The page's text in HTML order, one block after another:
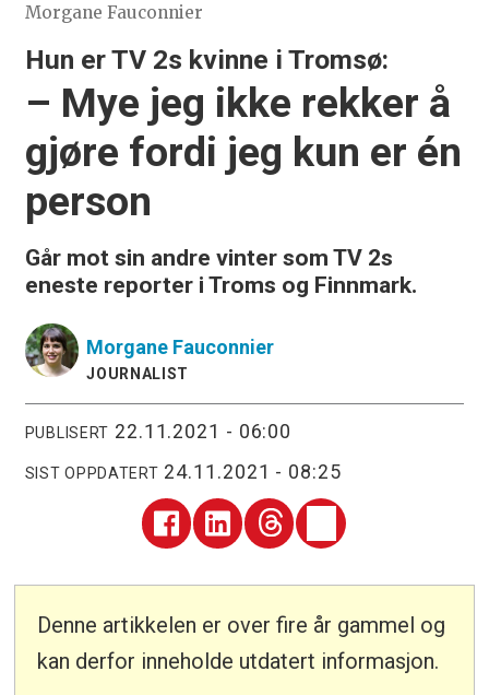
Morgane Fauconnier
Hun er TV 2s kvinne i Tromsø:
– Mye jeg ikke rekker å
gjøre fordi jeg kun er én
person
Går mot sin andre vinter som TV 2s
eneste reporter i Troms og Finnmark.
Morgane Fauconnier
JOURNALIST
PUBLISERT 22.11.2021 - 06:00
SIST OPPDATERT 24.11.2021 - 08:25
Denne artikkelen er over fire år gammel og
kan derfor inneholde utdatert informasjon.